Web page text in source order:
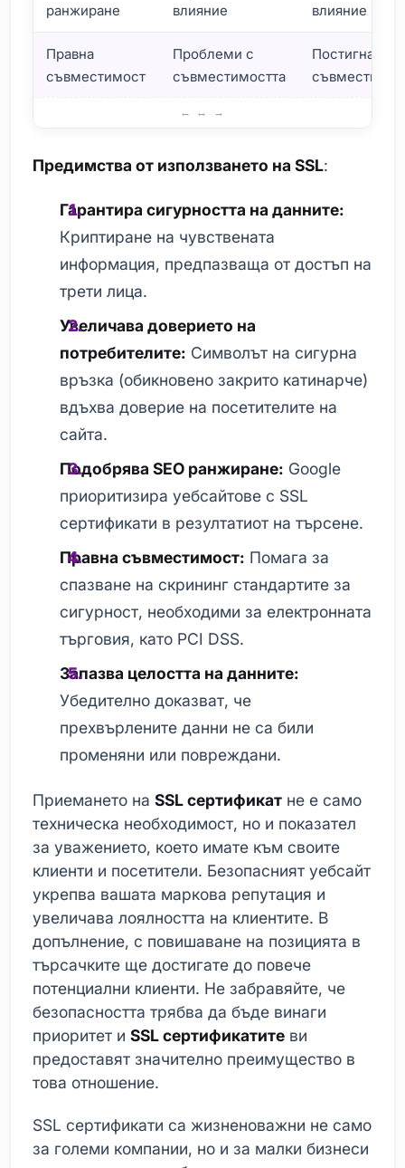
ранжиране
влияние
влияние
Правна
съвместимост
Проблеми с
съвместимостта
Постигната
Предимства от използването на SSL:
Гарантира сигурността на данните:
Криптиране на чувствената
информация, предпазваща от достъп на
трети лица.
Увеличава доверието на
потребителите: Символът на сигурна
връзка (обикновено закрито катинарче)
вдъхва доверие на посетителите на
сайта.
Подобрява SEO ранжиране: Google
приоритизира уебсайтове с SSL
сертификати в резултатиот на търсене.
Правна съвместимост: Помага за
спазване на скрининг стандартите за
сигурност, необходими за електронната
търговия, като PCI DSS.
Запазва целостта на данните:
Убедително доказват, че
прехвърлените данни не са били
променяни или повреждани.
Приемането на SSL сертификат не е само
техническа необходимост, но и показател
за уважението, което имате към своите
клиенти и посетители. Безопасният уебсайт
укрепва вашата маркова репутация и
увеличава лоялността на клиентите. В
допълнение, с повишаване на позицията в
търсачките ще достигате до повече
потенциални клиенти. Не забравяйте, че
безопасността трябва да бъде винаги
приоритет и SSL сертификатите ви
предоставят значително преимущество в
това отношение.
SSL сертификати са жизненоважни не само
за големи компании, но и за малки бизнеси